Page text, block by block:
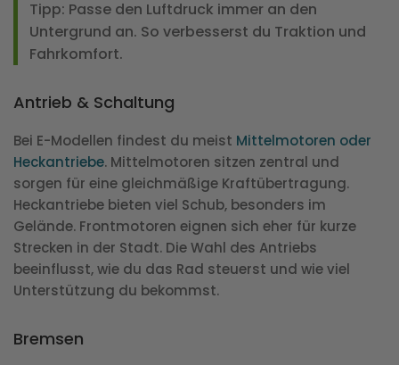
Tipp: Passe den Luftdruck immer an den
Untergrund an. So verbesserst du Traktion und
Fahrkomfort.
Antrieb & Schaltung
Bei E-Modellen findest du meist Mittelmotoren oder
Heckantriebe. Mittelmotoren sitzen zentral und
sorgen für eine gleichmäßige Kraftübertragung.
Heckantriebe bieten viel Schub, besonders im
Gelände. Frontmotoren eignen sich eher für kurze
Strecken in der Stadt. Die Wahl des Antriebs
beeinflusst, wie du das Rad steuerst und wie viel
Unterstützung du bekommst.
Bremsen